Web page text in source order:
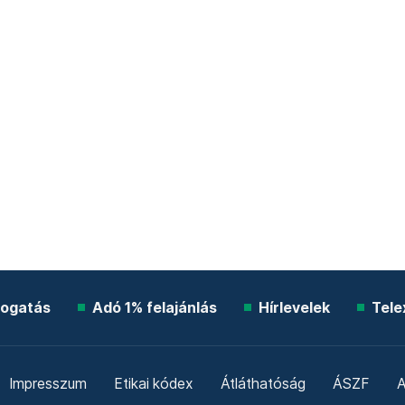
Adó 1% felajánlás Hírlevelek
Impresszum Etikai kódex Átláthatóság ÁSZF